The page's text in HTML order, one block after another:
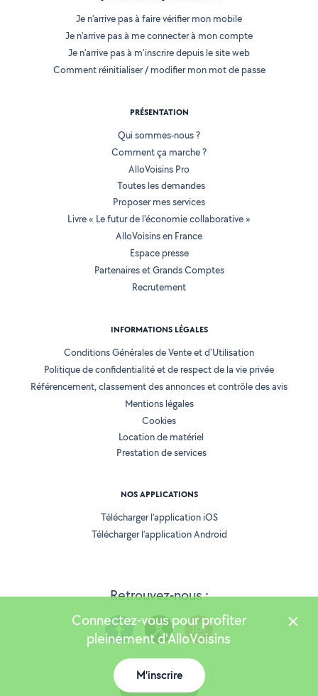
Retrouvez-nous :
Je n'arrive pas à faire vérifier mon mobile
Je n'arrive pas à me connecter à mon compte
Je n'arrive pas à m'inscrire depuis le site web
Comment réinitialiser / modifier mon mot de passe
PRÉSENTATION
Qui sommes-nous ?
Comment ça marche ?
AlloVoisins Pro
Toutes les demandes
Proposer mes services
Livre « Le futur de l'économie collaborative »
AlloVoisins en France
Espace presse
Partenaires et Grands Comptes
Recrutement
INFORMATIONS LÉGALES
Conditions Générales de Vente et d'Utilisation
Politique de confidentialité et de respect de la vie privée
Référencement, classement des annonces et contrôle des avis
Mentions légales
Cookies
Location de matériel
Prestation de services
NOS APPLICATIONS
Télécharger l’application iOS
Télécharger l’application Android
Version 25.5.3
Connectez-vous pour profiter
pleinement d'AlloVoisins
M'inscrire